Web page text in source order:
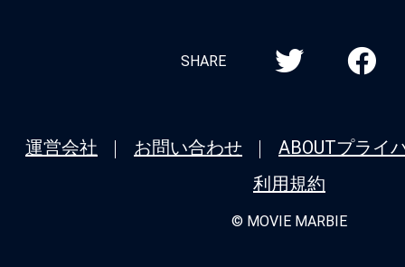
SHARE
運営会社 お問い合わせ ABOUTプライ
利用規約
© MOVIE MARBIE